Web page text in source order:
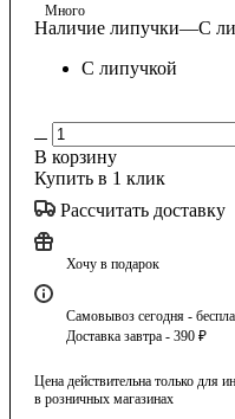
Много
Наличие липучки—С
С липучкой
В корзину
Купить в 1 клик
Рассчитать доставку
Хочу в подарок
Самовывоз сегодня -
Доставка завтра - 390 ₽
Цена действительна только для
в розничных магазинах